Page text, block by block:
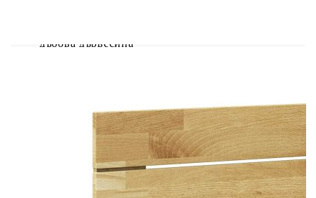
дъбова дървесина
За матрак с размери: 75 x 190 cм (Ш x Д)
(матракът не е включен)
Необходим е монтаж